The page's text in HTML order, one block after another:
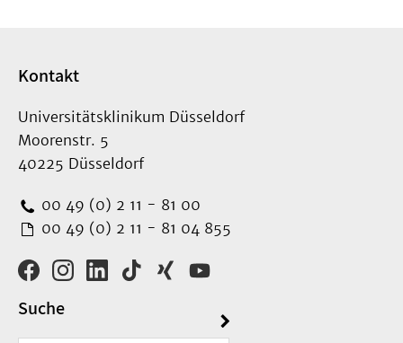
Kontakt
Universitätsklinikum Düsseldorf
Moorenstr. 5
40225 Düsseldorf
00 49 (0) 2 11 - 81 00
00 49 (0) 2 11 - 81 04 855
Suche